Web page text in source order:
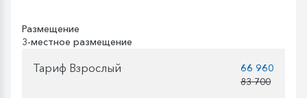
Размещение
3-местное размещение
Тариф Взрослый
66 960
83 700